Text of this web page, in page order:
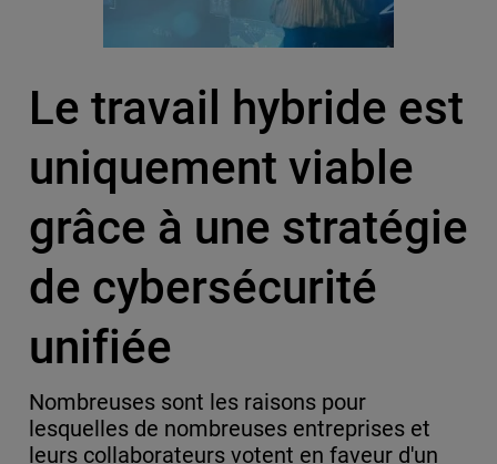
Le travail hybride est
uniquement viable
grâce à une stratégie
de cybersécurité
unifiée
Nombreuses sont les raisons pour
lesquelles de nombreuses entreprises et
leurs collaborateurs votent en faveur d'un